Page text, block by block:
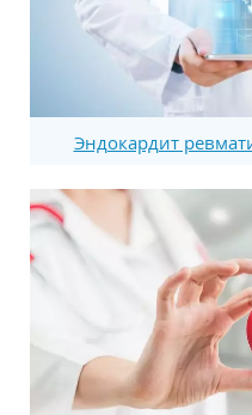
Эндокардит